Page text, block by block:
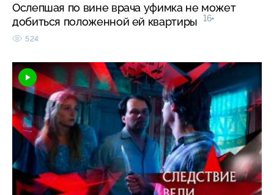
Ослепшая по вине врача уфимка не может
добиться положенной ей квартиры
16+
524